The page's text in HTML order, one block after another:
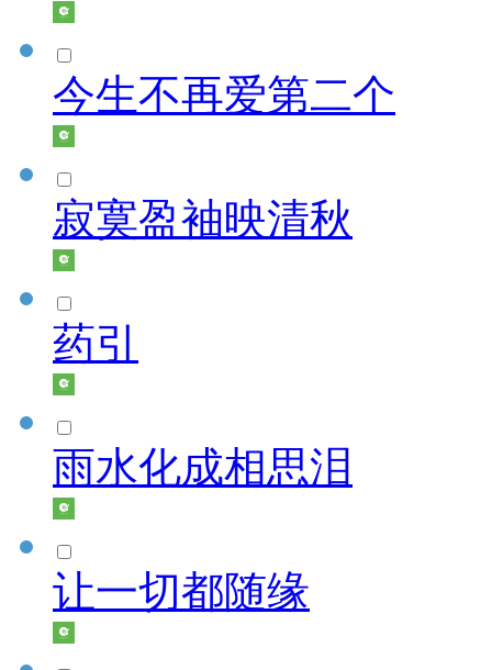
今生不再爱第二个
寂寞盈袖映清秋
药引
雨水化成相思泪
让一切都随缘